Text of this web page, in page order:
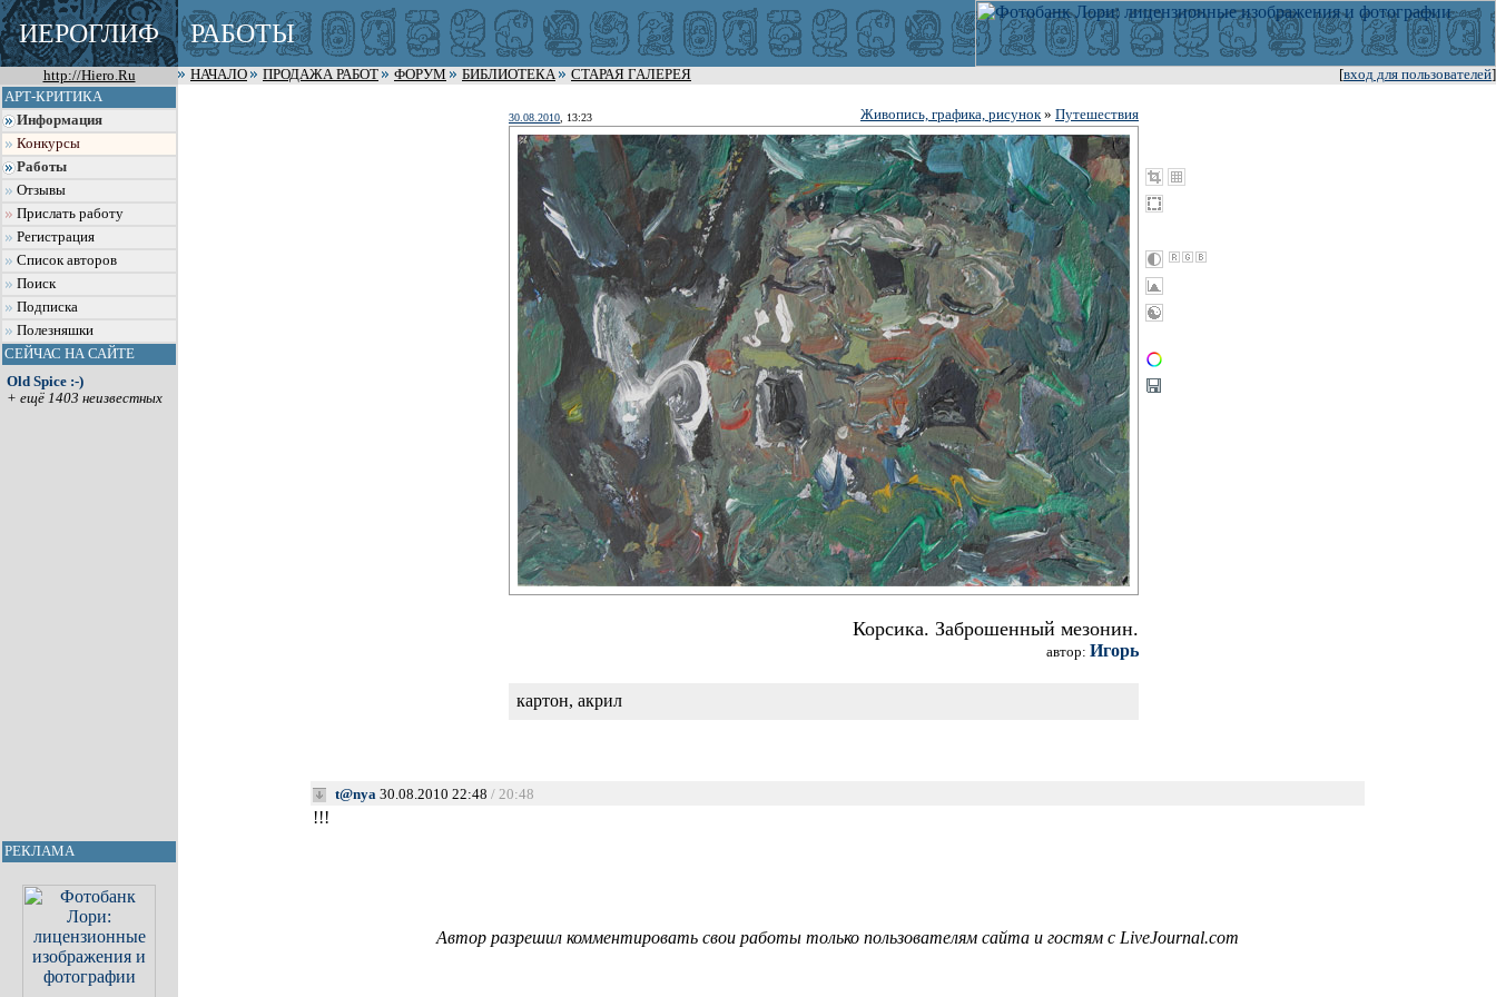
ИЕРОГЛИФ РАБОТЫ
http://Hiero.Ru [вход для пользователей]
НАЧАЛО ПРОДАЖА РАБОТ ФОРУМ БИБЛИОТЕКА
СТАРАЯ ГАЛЕРЕЯ
АРТ-КРИТИКА
Информация
Конкурсы
Работы
Отзывы
Прислать работу
Регистрация
Список авторов
Поиск
Подписка
Полезняшки
СЕЙЧАС НА САЙТЕ
Old Spice :-)
+ ещё 1403 неизвестных
РЕКЛАМА
30.08.2010 , 13:23 Живопись, графика, рисунок» Путешествия
Корсика. Заброшенный мезонин.
автор: Игорь
картон, акрил
t@nya30.08.2010 22:48 / 20:48
!!!
Автор разрешил комментировать свои работы только пользователям сайта и гостям с LiveJournal.com